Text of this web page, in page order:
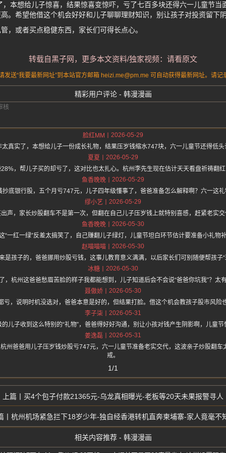
本想给儿子惊喜，结果惊喜变惊吓，亏了七百多块还得六一儿童节当
。希望他借这个机会好好和儿子聊聊理财知识，别让孩子对投资留下
，或者买点稳健东西，家长们可得长点心。
转载自黑子网，更多本文资料/独家视频：请看原文
发送“我要最新网址”到本站官方邮箱 heizi.me@pm.me 可自动获得最新网址。请
精彩用户评论 - 韩漫漫画
脸红MM
2026-05-29
真实了，本想给儿子一份成长礼物，结果压岁钱缩水747块，六一儿童节还得低
夏夏
2026-05-29
，帮儿子买的却亏了，这对比也太扎心。杭州李先生现在估计天天看盘祈祷翻
鱼香晚晚
2026-05-29
抄底银行股，五个月亏747元，儿子四年级懂事了，爸爸准备怎么解释啊？六一这
缪小艺
2026-05-29
声，家长炒股翻车不是第一次，但翻在自己儿子压岁钱上就特别喜感，赶紧老实
鱼香晚晚
2026-05-30
“一红一绿”反差太搞笑了，自己赚翻儿子绿灯，儿童节坦白环节估计要准备小礼物
赵喵喵喵
2026-05-30
是孩子的，爸爸挪用炒股亏钱，这事儿教育意义满满，以后家长们可别随便帮孩子“
冰糖
2026-05-30
，杭州这爸爸愁眉苦脸的样子我都能想到，儿子知道后会不会说“爸爸你坑我”？太
聂傲娇
2026-05-30
亏，说明时机没选对，爸爸本意是好的，但结果打脸。借这个机会教孩子股市风险
李子柒
2026-05-31
的儿子收到这么特别的“礼物”，爸爸得好好沟通，别让小孩对钱产生阴影啊，儿童节
姜逸磊
2026-05-31
州爸爸用儿子压岁钱炒股亏747元，六一儿童节准备老实交代，这波亲子炒股翻车
戒。
1/1
买4个包子付款21365元-乌龙真相曝光-老板等20天未果报警寻人
杭州机场紧急拦下18岁少年-独自经香港转机直奔柬埔寨-家人竟毫不
相关内容推荐 - 韩漫漫画